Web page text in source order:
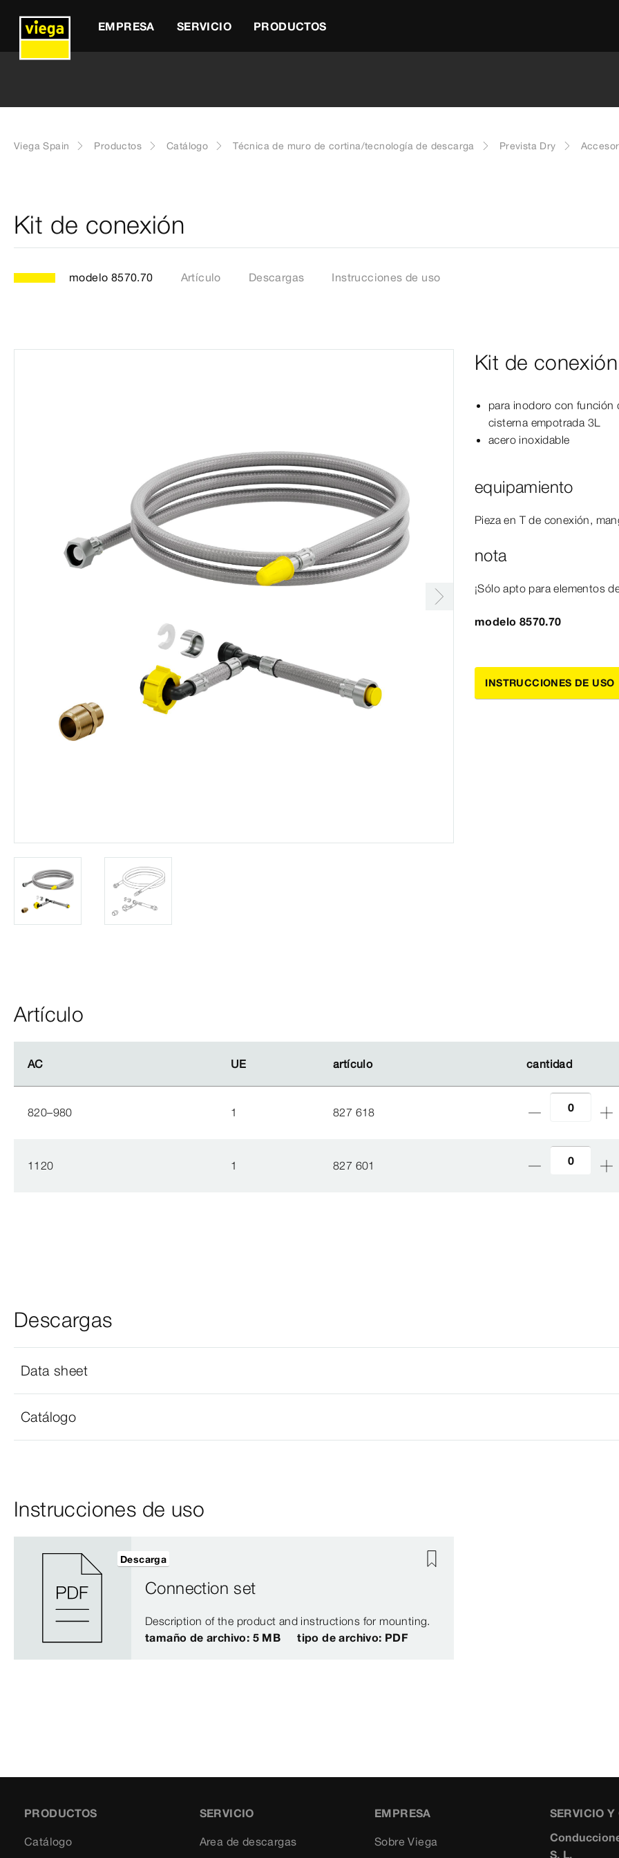
EMPRESA SERVICIO PRODUCTOS
Viega Spain Productos Catálogo Técnica de muro de cortina/tecnología de descarga Prevista Dry
Kit de conexión
modelo 8570.70 Artículo Descargas Instrucciones de uso
Kit de conexión
para inodoro con función
cisterna empotrada 3L
acero inoxidable
equipamiento
Pieza en T de conexión,
nota
¡Sólo apto para elementos
modelo 8570.70
INSTRUCCIONES DE USO
Artículo
AC UE artículo cantidad
AC UE artículo cantidad
820–980 1 827 618
1120 1 827 601
Descargas
Data sheet
Catálogo
Instrucciones de uso
Connection set
Description of the product and instructions for mounting.
tamaño de archivo: 5 MB
tipo de archivo: PDF
Descarga
PRODUCTOS
Catálogo
SERVICIO
Area de descargas
EMPRESA
Sobre Viega
SERVICIO Y
S. L.